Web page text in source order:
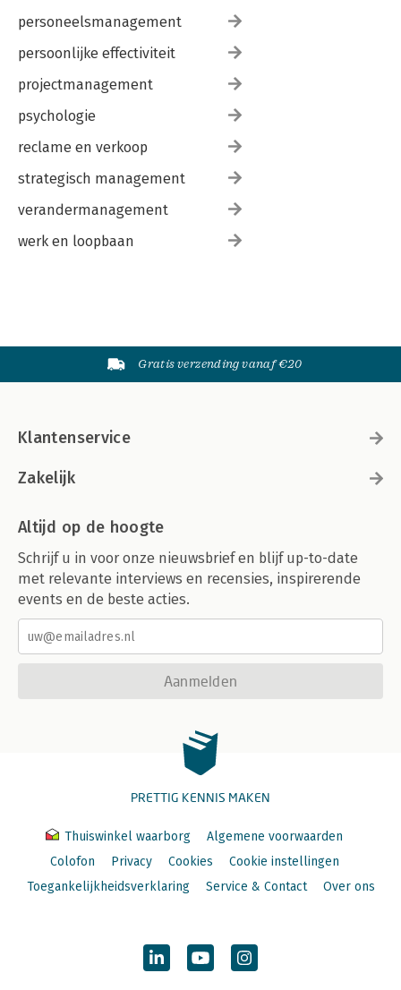
personeelsmanagement
persoonlijke effectiviteit
projectmanagement
psychologie
reclame en verkoop
strategisch management
verandermanagement
werk en loopbaan
Gratis verzending vanaf €20
Klantenservice
Zakelijk
Altijd op de hoogte
Schrijf u in voor onze nieuwsbrief en blijf up-to-date
met relevante interviews en recensies, inspirerende
events en de beste acties.
Aanmelden
PRETTIG KENNIS MAKEN
Thuiswinkel waarborg
Algemene voorwaarden
Colofon
Privacy Cookies
Cookie instellingen
Toegankelijkheidsverklaring
Service & Contact Over ons